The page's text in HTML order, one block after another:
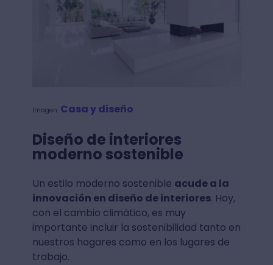
Imagen: Casa y diseño
Diseño de interiores
moderno sostenible
Un estilo moderno sostenible acude a la
innovación en diseño de interiores. Hoy,
con el cambio climático, es muy
importante incluir la sostenibilidad tanto en
nuestros hogares como en los lugares de
trabajo.